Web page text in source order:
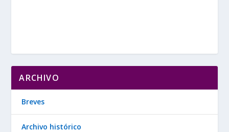
ARCHIVO
Breves
Archivo histórico